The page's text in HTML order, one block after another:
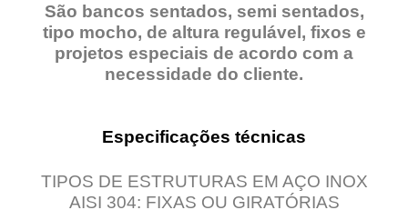
São bancos sentados, semi sentados,
tipo mocho, de altura regulável, fixos e
projetos especiais de acordo com a
necessidade do cliente.
Especificações técnicas
TIPOS DE ESTRUTURAS EM AÇO INOX
AISI 304: FIXAS OU GIRATÓRIAS